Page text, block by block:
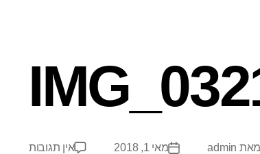
מאת admin מאי 1, 2018 אין תגובות